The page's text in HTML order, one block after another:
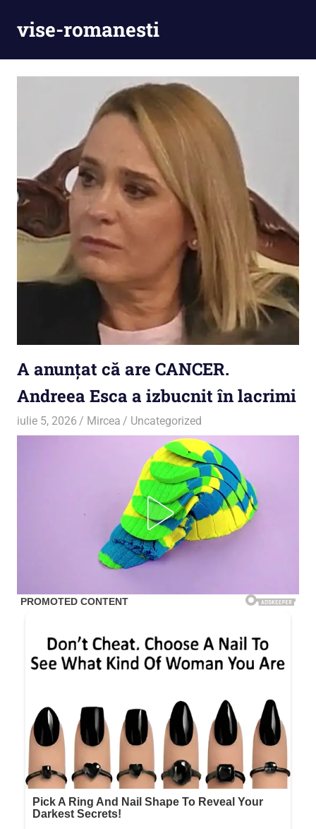
vise-romanesti
A anunțat că are CANCER.
Andreea Esca a izbucnit în lacrimi
iulie 5, 2026 Mircea Uncategorized